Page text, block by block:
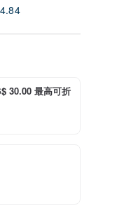
30.00 最高可折